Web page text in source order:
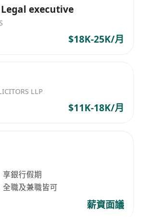
executive
$18K-25K/月
LLP
$11K-18K/月
享銀行假期
全職及兼職皆可
薪資面議